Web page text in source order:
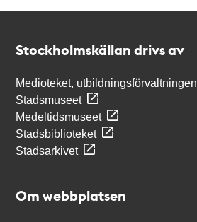
Stockholmskällan drivs av
Medioteket, utbildningsförvaltningen
Stadsmuseet
Medeltidsmuseet
Stadsbiblioteket
Stadsarkivet
Om webbplatsen